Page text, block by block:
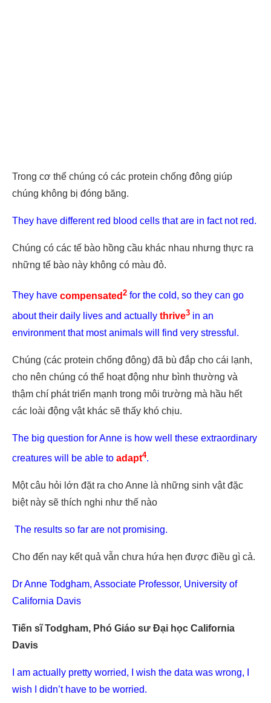
Trong cơ thể chúng có các protein chống đông giúp
chúng không bị đóng băng.
They have different red blood cells that are in fact not red.
Chúng có các tế bào hồng cầu khác nhau nhưng thực ra
những tế bào này không có màu đỏ.
They have compensated 2 for the cold, so they can go
about their daily lives and actually thrive3 in an
environment that most animals will find very stressful.
Chúng (các protein chống đông) đã bù đắp cho cái lạnh,
cho nên chúng có thể hoạt động như bình thường và
thậm chí phát triển mạnh trong môi trường mà hầu hết
các loài động vật khác sẽ thấy khó chịu.
The big question for Anne is how well these extraordinary
creatures will be able to adapt4.
Một câu hỏi lớn đặt ra cho Anne là những sinh vật đặc
biệt này sẽ thích nghi như thế nào
The results so far are not promising.
Cho đến nay kết quả vẫn chưa hứa hẹn được điều gì cả.
Dr Anne Todgham, Associate Professor, University of
California Davis
Tiến sĩ Todgham, Phó Giáo sư Đại học California
Davis
I am actually pretty worried, I wish the data was wrong, I
wish I didn’t have to be worried.